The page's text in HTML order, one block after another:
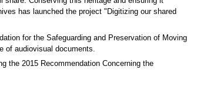
has launched the project "Digitizing our shared
for the Safeguarding and Preservation of Moving
of audiovisual documents.
the 2015 Recommendation Concerning the